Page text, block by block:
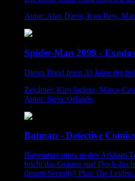
Autor: Alan Davis, Ivan Reis,
Spider-Man 2099 -
Dieser Band feiert 30 Jahre der
Zeichner: Kim Jacinto, Marco
Autor: Steve Orlando
Batman - Detective
Batwoman muss in den Arkham
bricht das Grauen aus! Doch das
dessen Security! Plus: Die